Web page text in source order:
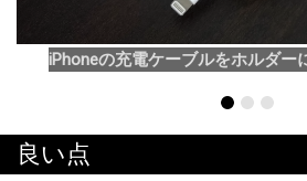
iPhoneの充電ケーブルをホルダー
良い点